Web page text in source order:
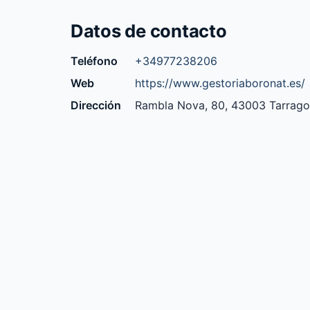
Datos de contacto
Teléfono
+34977238206
Web
https://www.gestoriaboronat.es/
Dirección
Rambla Nova, 80, 43003